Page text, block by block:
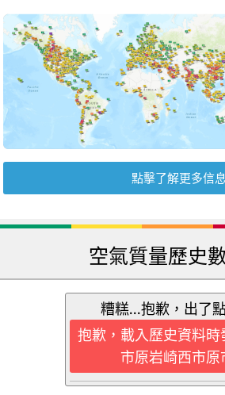
點擊了解更多信息
空氣質量歷史
糟糕...抱歉，出了
抱歉，載入歷史資料時
市原岩崎西市原